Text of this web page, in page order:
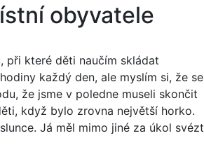
obyvatele
při které děti naučím skládat
každý den, ale myslím si, že se
že jsme v poledne museli skončit
když bylo zrovna největší horko.
Já měl mimo jiné za úkol svézt